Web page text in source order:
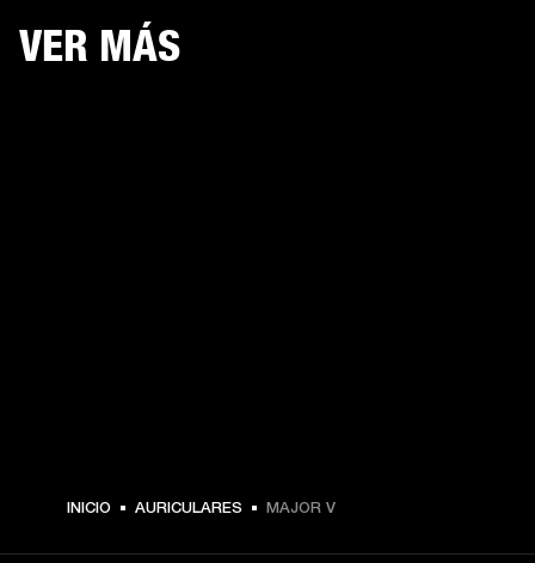
$ 169.99 -
VER MÁS
INICIO AURICULARES MAJOR V